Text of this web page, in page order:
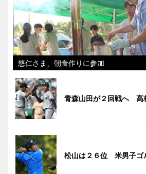
悠仁さま、朝食作りに参加
青森山田が２回戦へ 高
松山は２６位 米男子ゴ